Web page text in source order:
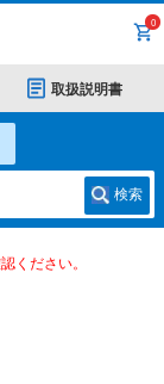
0
取扱説明書
検索
ください。